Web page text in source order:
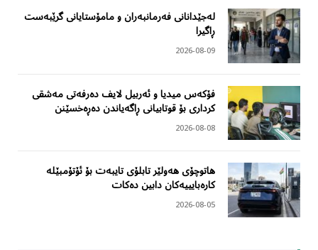
لەجێدانانی فەرمانبەران و مامۆستایانی گرێبەست
ڕاگیرا
2026-08-09
فۆکەس میدیا و ئەربیل لایف دەرفەتی مەشقی
کرداری بۆ قوتابیانی ڕاگەیاندن دەڕەخسێنن
2026-08-08
هاتوچۆی هەولێر تابلۆی تایبەت بۆ ئۆتۆمبێلە
کارەبایییەکان دابین دەکات
2026-08-05